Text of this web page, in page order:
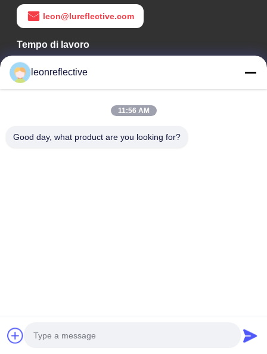
leon@lureflective.com
Tempo di lavoro
9:00-18:00
Il nostro indirizzo
zona ad alta tecnologia, Hefei, Anhui, Cina
Politica sulla privacy
leonreflective
11:56 AM
Good day, what product are you looking for?